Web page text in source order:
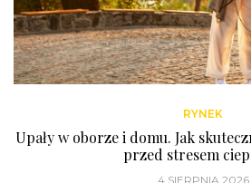
RYNEK
Upały w oborze i domu. Jak
przed stresem
4 SIERPNIA 2026